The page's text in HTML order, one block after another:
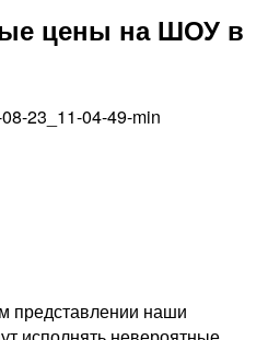
цены на ШОУ в
представлении наши